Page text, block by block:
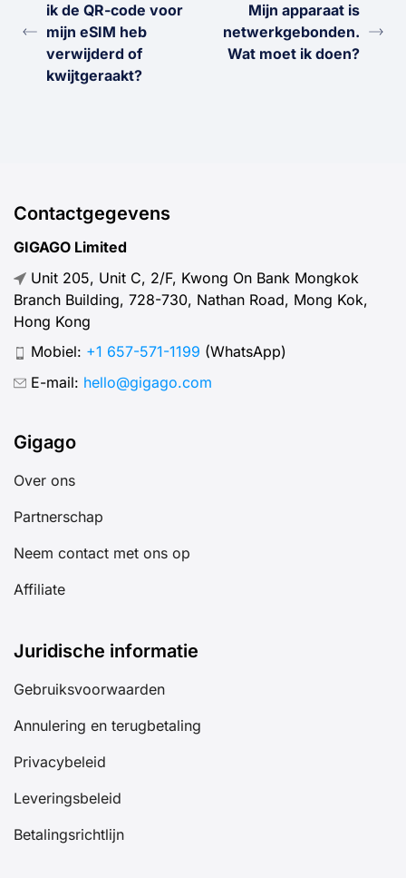
ik de QR-code voor
mijn eSIM heb
verwijderd of
kwijtgeraakt?
Mijn apparaat is
netwerkgebonden.
Wat moet ik doen?
Contactgegevens
GIGAGO Limited
Unit 205, Unit C, 2/F, Kwong On Bank Mongkok
Branch Building, 728-730, Nathan Road, Mong Kok,
Hong Kong
Mobiel: +1 657-571-1199 (WhatsApp)
E-mail: hello@gigago.com
Gigago
Over ons
Partnerschap
Neem contact met ons op
Affiliate
Juridische informatie
Gebruiksvoorwaarden
Annulering en terugbetaling
Privacybeleid
Leveringsbeleid
Betalingsrichtlijn